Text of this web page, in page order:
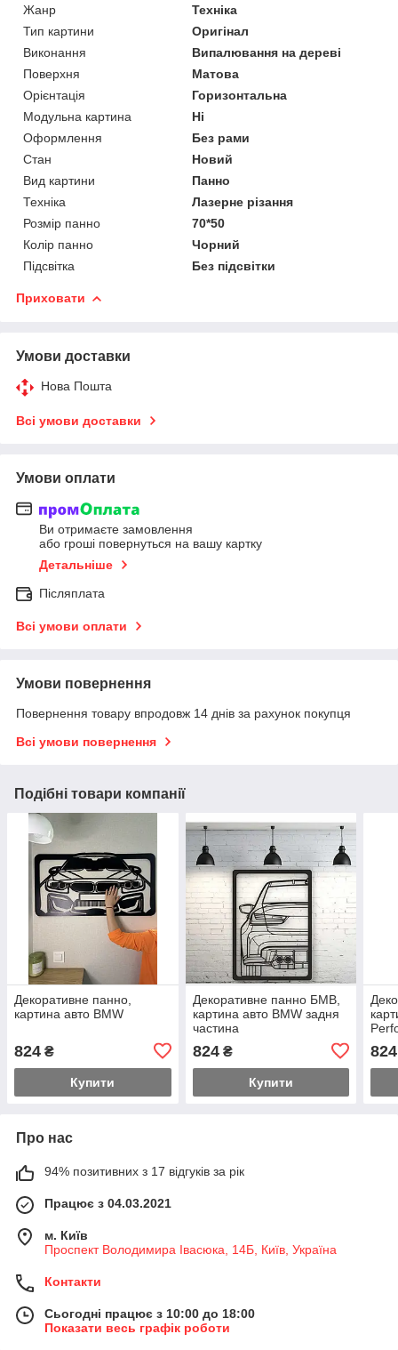
Жанр
Техніка
Тип картини
Оригінал
Виконання
Випалювання на дереві
Поверхня
Матова
Орієнтація
Горизонтальна
Модульна картина
Ні
Оформлення
Без рами
Стан
Новий
Вид картини
Панно
Техніка
Лазерне різання
Розмір панно
70*50
Колір панно
Чорний
Підсвітка
Без підсвітки
Приховати
Умови доставки
Нова Пошта
Всі умови доставки
Умови оплати
Ви отримаєте замовлення
або гроші повернуться на вашу картку
Детальніше
Післяплата
Всі умови оплати
Умови повернення
Повернення товару впродовж 14 днів за рахунок покупця
Всі умови повернення
Подібні товари компанії
Декоративне панно,
картина авто BMW
824 ₴
Купити
Декоративне панно БМВ,
картина авто BMW задня
частина
824₴
Купити
824
Про нас
94% позитивних з 17 відгуків за рік
Працює з 04.03.2021
м. Київ
Проспект Володимира Івасюка, 14Б, Київ, Україна
Контакти
Сьогодні працює з 10:00 до 18:00
Показати весь графік роботи